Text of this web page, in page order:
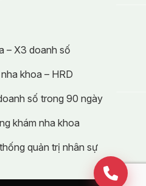
– X3 doanh số
khoa – HRD
số trong 90 ngày
khám nha khoa
quản trị nhân sự